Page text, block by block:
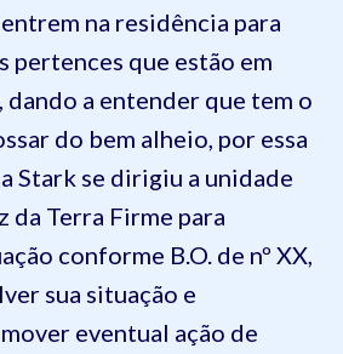
na residência para
pertences que estão em
dando a entender que tem o
do bem alheio, por essa
Stark se dirigiu a unidade
da Terra Firme para
conforme B.O. de nº XX,
sua situação e
eventual ação de